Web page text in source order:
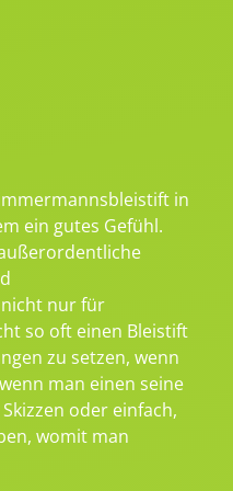
in
ein gutes Gefühl.
nur für
so oft einen Bleistift
zu setzen, wenn
man einen seine
oder einfach,
womit man